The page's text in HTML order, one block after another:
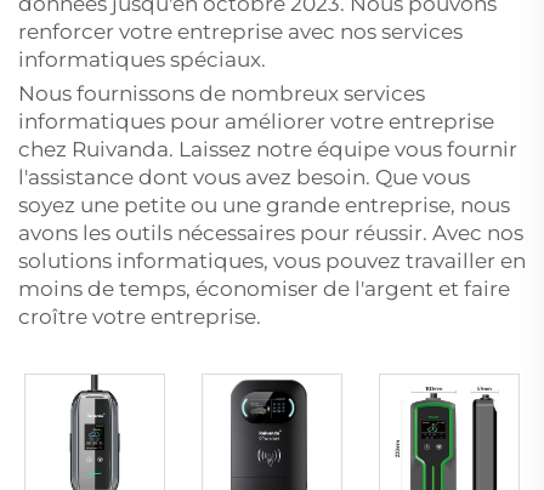
renforcer votre entreprise avec nos services
informatiques spéciaux.
Nous fournissons de nombreux services
informatiques pour améliorer votre entreprise
chez Ruivanda. Laissez notre équipe vous fournir
l'assistance dont vous avez besoin. Que vous
soyez une petite ou une grande entreprise, nous
avons les outils nécessaires pour réussir. Avec nos
solutions informatiques, vous pouvez travailler en
moins de temps, économiser de l'argent et faire
croître votre entreprise.